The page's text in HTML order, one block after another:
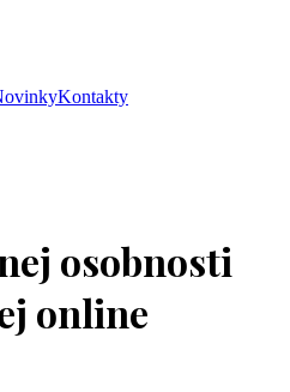
Kontakty
osobnosti
online